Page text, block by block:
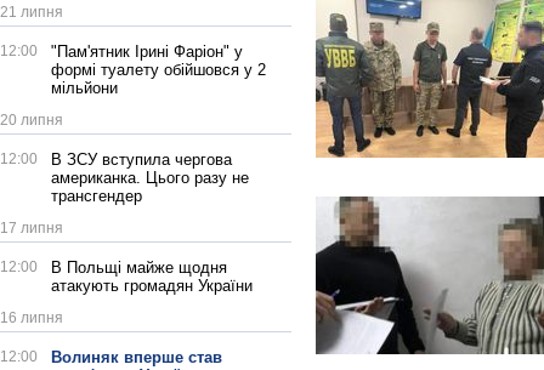
21 липня
12:00
"Пам'ятник Ірині Фаріон" у
формі туалету обійшовся у 2
мільйони
20 липня
12:00
В ЗСУ вступила чергова
американка. Цього разу не
трансгендер
17 липня
12:00
В Польщі майже щодня
атакують громадян України
16 липня
12:00
Волиняк вперше став